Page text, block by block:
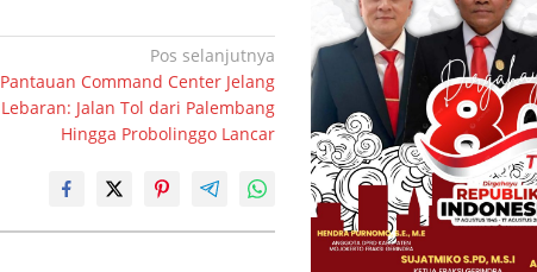
Pos selanjutnya
Pantauan Command Center Jelang
Lebaran: Jalan Tol dari Palembang
Hingga Probolinggo Lancar